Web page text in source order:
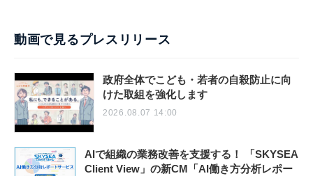
動画で見るプレスリリース
政府全体でこども・若者の自殺防止に向
けた取組を強化します
2026.08.07 14:00
AIで組織の業務改善を支援する！ 「SKYSEA
Client View」の新CM「AI働き方分析レポー